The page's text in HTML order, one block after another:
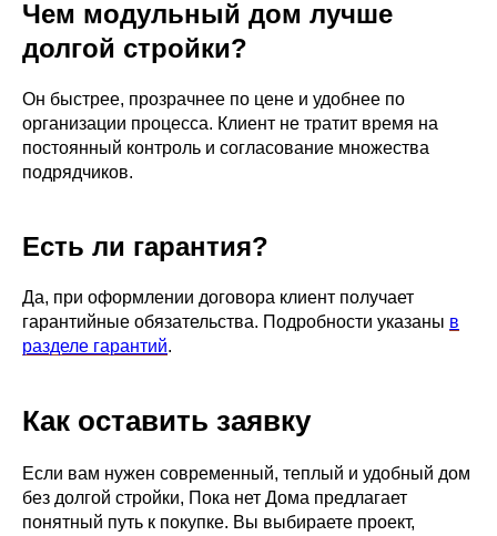
Чем модульный дом лучше
долгой стройки?
Он быстрее, прозрачнее по цене и удобнее по
организации процесса. Клиент не тратит время на
постоянный контроль и согласование множества
подрядчиков.
Есть ли гарантия?
Да, при оформлении договора клиент получает
гарантийные обязательства. Подробности указаны в
разделе гарантий.
Как оставить заявку
Если вам нужен современный, теплый и удобный дом
без долгой стройки, Пока нет Дома предлагает
понятный путь к покупке. Вы выбираете проект,